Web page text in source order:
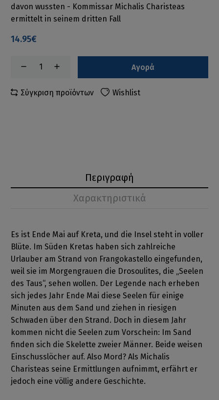
davon wussten - Kommissar Michalis Charisteas
ermittelt in seinem dritten Fall
14.95€
Αγορά
Σύγκριση προϊόντων Wishlist
Περιγραφή
Χαρακτηριστικά
Es ist Ende Mai auf Kreta, und die Insel steht in voller
Blüte. Im Süden Kretas haben sich zahlreiche
Urlauber am Strand von Frangokastello eingefunden,
weil sie im Morgengrauen die Drosoulites, die „Seelen
des Taus“, sehen wollen. Der Legende nach erheben
sich jedes Jahr Ende Mai diese Seelen für einige
Minuten aus dem Sand und ziehen in riesigen
Schwaden über den Strand. Doch in diesem Jahr
kommen nicht die Seelen zum Vorschein: Im Sand
finden sich die Skelette zweier Männer. Beide weisen
Einschusslöcher auf. Also Mord? Als Michalis
Charisteas seine Ermittlungen aufnimmt, erfährt er
jedoch eine völlig andere Geschichte.